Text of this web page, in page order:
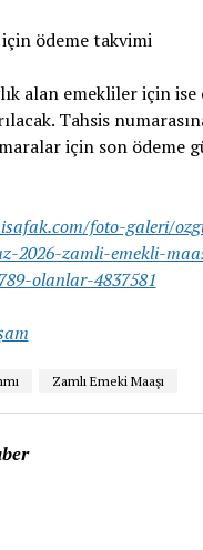
ödeme takvimi
alan emekliler için
Tahsis
için son ödeme
foto-galeri/
2026-zamli-emekli-
olanlar-4837581
Zamlı Emeki Maaşı